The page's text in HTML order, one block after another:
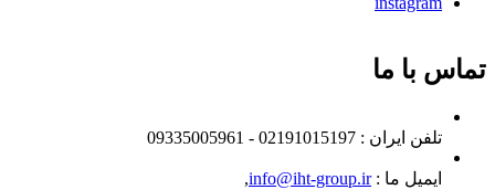
تماس با ما
تلفن ايران : 02191015197 - 09335005961
ایمیل ما : info@iht-group.ir
,